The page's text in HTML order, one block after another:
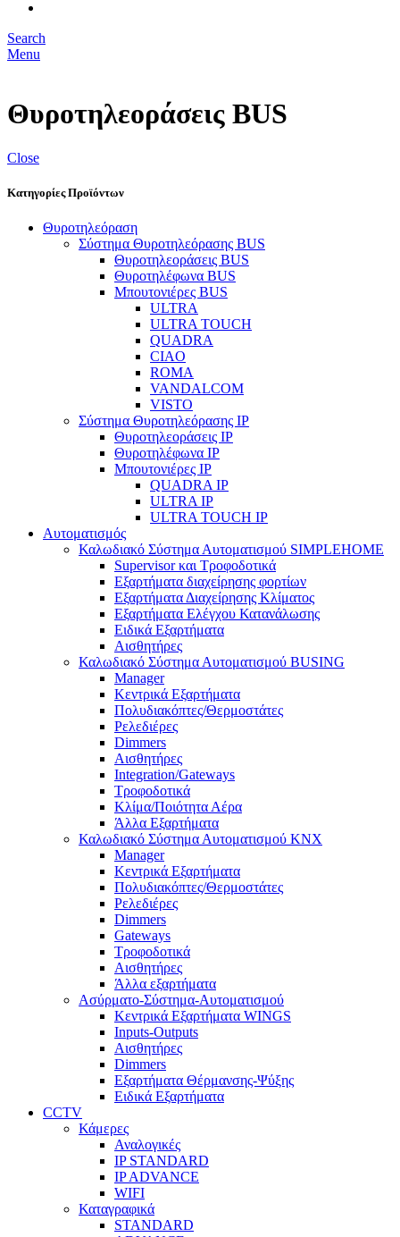
Search
Menu
Θυροτηλεοράσεις BUS
Close
Κατηγορίες Προϊόντων
Θυροτηλεόραση
Σύστημα Θυροτηλεόρασης BUS
Θυροτηλεοράσεις BUS
Θυροτηλέφωνα BUS
Μπουτονιέρες BUS
ULTRA
ULTRA TOUCH
QUADRA
CIAO
ROMA
VANDALCOM
VISTO
Σύστημα Θυροτηλεόρασης IP
Θυροτηλεοράσεις IP
Θυροτηλέφωνα IP
Μπουτονιέρες IP
QUADRA IP
ULTRA IP
ULTRA TOUCH IP
Αυτοματισμός
Καλωδιακό Σύστημα Αυτοματισμού SIMPLEHOME
Supervisor και Τροφοδοτικά
Εξαρτήματα διαχείρησης φορτίων
Εξαρτήματα Διαχείρησης Κλίματος
Εξαρτήματα Ελέγχου Κατανάλωσης
Ειδικά Εξαρτήματα
Αισθητήρες
Καλωδιακό Σύστημα Αυτοματισμού BUSING
Manager
Κεντρικά Εξαρτήματα
Πολυδιακόπτες/Θερμοστάτες
Ρελεδιέρες
Dimmers
Αισθητήρες
Integration/Gateways
Τροφοδοτικά
Κλίμα/Ποιότητα Αέρα
Άλλα Εξαρτήματα
Καλωδιακό Σύστημα Αυτοματισμού KNX
Manager
Κεντρικά Εξαρτήματα
Πολυδιακόπτες/Θερμοστάτες
Ρελεδιέρες
Dimmers
Gateways
Τροφοδοτικά
Αισθητήρες
Άλλα εξαρτήματα
Ασύρματο-Σύστημα-Αυτοματισμού
Κεντρικά Εξαρτήματα WINGS
Inputs-Outputs
Αισθητήρες
Dimmers
Εξαρτήματα Θέρμανσης-Ψύξης
Ειδικά Εξαρτήματα
CCTV
Κάμερες
Αναλογικές
IP STANDARD
IP ADVANCE
WIFI
Καταγραφικά
STANDARD